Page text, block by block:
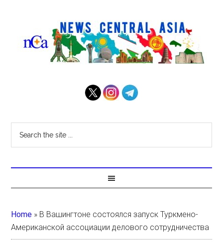
Home » В Вашингтоне состоялся запуск Туркмено-
Американской ассоциации делового сотрудничества